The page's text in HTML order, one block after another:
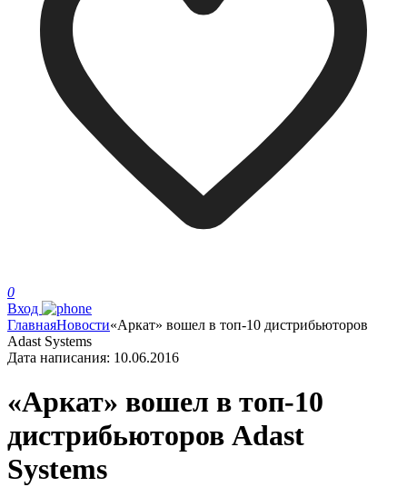
0
Вход
ГлавнаяНовости«Аркат» вошел в топ-10 дистрибьюторов
Adast Systems
Дата написания: 10.06.2016
«Аркат» вошел в топ-10
дистрибьюторов Adast
Systems